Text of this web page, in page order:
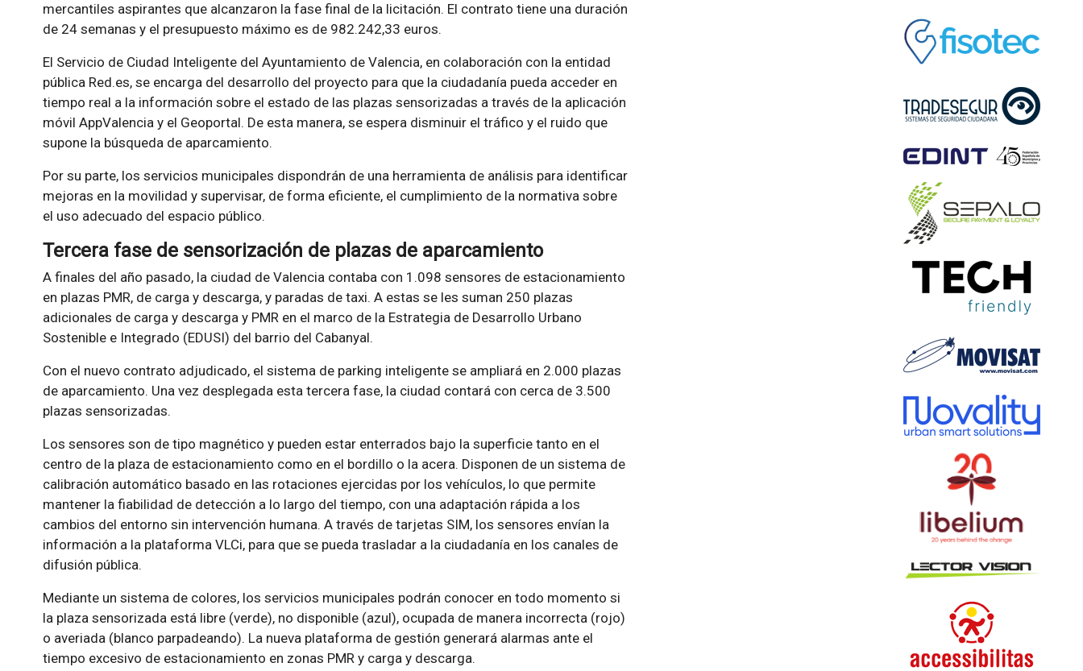
mercantiles aspirantes que alcanzaron la fase final de la licitación. El contrato tiene una duración
de 24 semanas y el presupuesto máximo es de 982.242,33 euros.
El Servicio de Ciudad Inteligente del Ayuntamiento de Valencia, en colaboración con la entidad
pública Red.es, se encarga del desarrollo del proyecto para que la ciudadanía pueda acceder en
tiempo real a la información sobre el estado de las plazas sensorizadas a través de la aplicación
móvil AppValencia y el Geoportal. De esta manera, se espera disminuir el tráfico y el ruido que
supone la búsqueda de aparcamiento.
Por su parte, los servicios municipales dispondrán de una herramienta de análisis para identificar
mejoras en la movilidad y supervisar, de forma eficiente, el cumplimiento de la normativa sobre
el uso adecuado del espacio público.
Tercera fase de sensorización de plazas de aparcamiento
A finales del año pasado, la ciudad de Valencia contaba con 1.098 sensores de estacionamiento
en plazas PMR, de carga y descarga, y paradas de taxi. A estas se les suman 250 plazas
adicionales de carga y descarga y PMR en el marco de la Estrategia de Desarrollo Urbano
Sostenible e Integrado (EDUSI) del barrio del Cabanyal.
Con el nuevo contrato adjudicado, el sistema de parking inteligente se ampliará en 2.000 plazas
de aparcamiento. Una vez desplegada esta tercera fase, la ciudad contará con cerca de 3.500
plazas sensorizadas.
Los sensores son de tipo magnético y pueden estar enterrados bajo la superficie tanto en el
centro de la plaza de estacionamiento como en el bordillo o la acera. Disponen de un sistema de
calibración automático basado en las rotaciones ejercidas por los vehículos, lo que permite
mantener la fiabilidad de detección a lo largo del tiempo, con una adaptación rápida a los
cambios del entorno sin intervención humana. A través de tarjetas SIM, los sensores envían la
información a la plataforma VLCi, para que se pueda trasladar a la ciudadanía en los canales de
difusión pública.
Mediante un sistema de colores, los servicios municipales podrán conocer en todo momento si
la plaza sensorizada está libre (verde), no disponible (azul), ocupada de manera incorrecta (rojo)
o averiada (blanco parpadeando). La nueva plataforma de gestión generará alarmas ante el
tiempo excesivo de estacionamiento en zonas PMR y carga y descarga.